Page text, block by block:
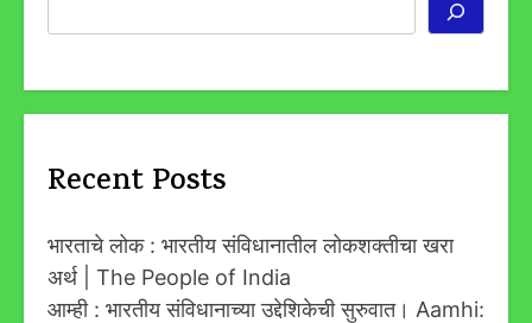
Recent Posts
भारताचे लोक : भारतीय संविधानातील लोकशक्तीचा खरा
अर्थ | The People of India
आम्ही : भारतीय संविधानाच्या उद्देशिकेची सुरुवात। Aamhi: